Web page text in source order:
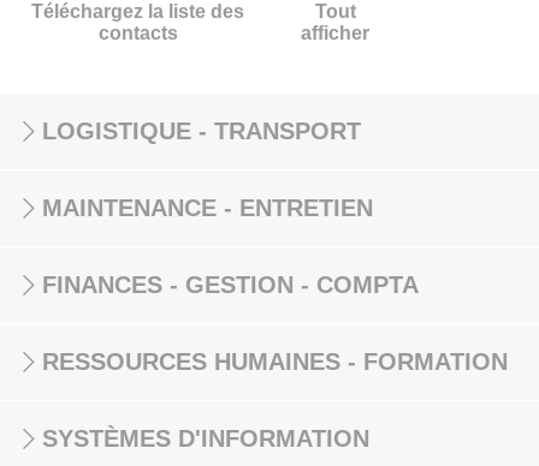
Téléchargez la liste des
contacts
Tout
afficher
LOGISTIQUE - TRANSPORT
MAINTENANCE - ENTRETIEN
FINANCES - GESTION - COMPTA
RESSOURCES HUMAINES - FORMATION
SYSTÈMES D'INFORMATION